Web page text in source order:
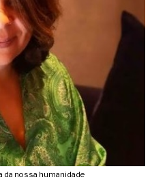
da nossa humanidade